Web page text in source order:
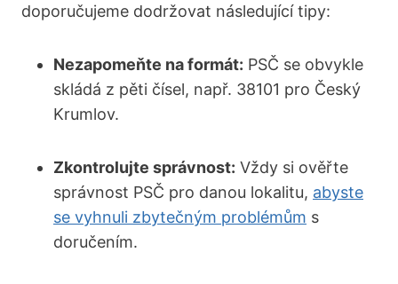
doporučujeme dodržovat následující tipy:
Nezapomeňte na formát: PSČ se obvykle
skládá z pěti čísel, např. 38101 pro Český
Krumlov.
Zkontrolujte správnost: Vždy si ověřte
správnost PSČ pro danou lokalitu, abyste
se vyhnuli zbytečným problémům s
doručením.